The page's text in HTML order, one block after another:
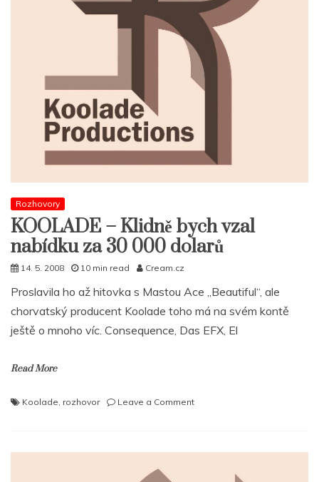
Rozhovory
KOOLADE – Klidně bych vzal
nabídku za 30 000 dolarů
14. 5. 2008 10 min read Cream.cz
Proslavila ho až hitovka s Mastou Ace „Beautiful“, ale
chorvatský producent Koolade toho má na svém kontě
ještě o mnoho víc. Consequence, Das EFX, El
Read More
Koolade, rozhovor Leave a Commenton